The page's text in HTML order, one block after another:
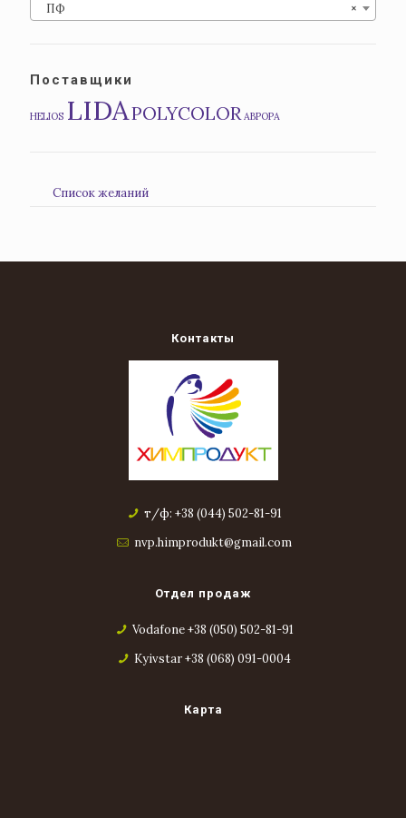
×
ПФ
Поставщики
HELIOS LIDAPOLYCOLOR АВРОРА
Список желаний
Контакты
т/ф: +38 (044) 502-81-91
nvp.himprodukt@gmail.com
Отдел продаж
Vodafone +38 (050) 502-81-91
Kyivstar +38 (068) 091-0004
Карта